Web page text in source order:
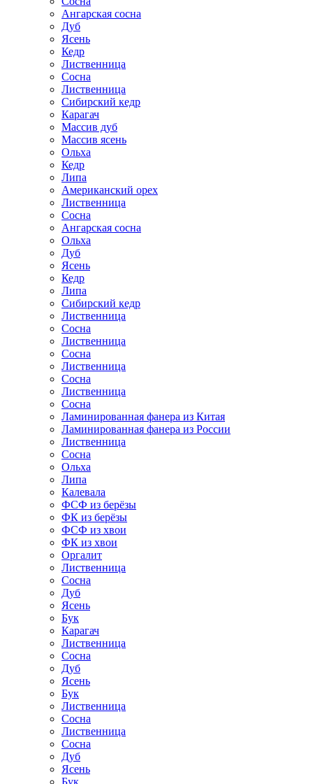
Ангарская сосна
Дуб
Ясень
Кедр
Лиственница
Сосна
Лиственница
Сибирский кедр
Карагач
Массив дуб
Массив ясень
Ольха
Кедр
Липа
Американский орех
Лиственница
Сосна
Ангарская сосна
Ольха
Дуб
Ясень
Кедр
Липа
Сибирский кедр
Лиственница
Сосна
Лиственница
Сосна
Лиственница
Сосна
Лиственница
Сосна
Ламинированная фанера из Китая
Ламинированная фанера из России
Лиственница
Сосна
Ольха
Липа
Калевала
ФСФ из берёзы
ФК из берёзы
ФСФ из хвои
ФК из хвои
Оргалит
Лиственница
Сосна
Дуб
Ясень
Бук
Карагач
Лиственница
Сосна
Дуб
Ясень
Бук
Лиственница
Сосна
Лиственница
Сосна
Дуб
Ясень
Бук